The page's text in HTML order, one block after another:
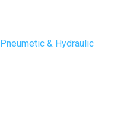
Pneumetic & Hydraulic